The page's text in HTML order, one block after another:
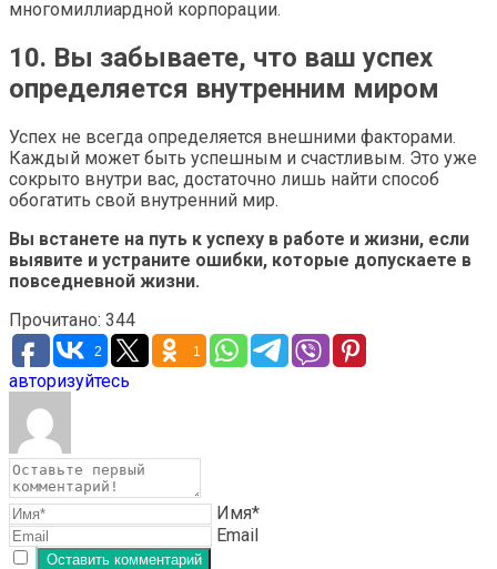
многомиллиардной корпорации.
10. Вы забываете, что ваш успех
определяется внутренним миром
Успех не всегда определяется внешними факторами.
Каждый может быть успешным и счастливым. Это уже
сокрыто внутри вас, достаточно лишь найти способ
обогатить свой внутренний мир.
Вы встанете на путь к успеху в работе и жизни, если
выявите и устраните ошибки, которые допускаете в
повседневной жизни.
Прочитано: 344
2 1
авторизуйтесь
Имя*
Email